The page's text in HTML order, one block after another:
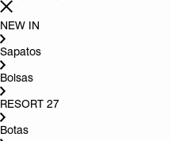
NEW IN
Sapatos
Bolsas
RESORT 27
Botas